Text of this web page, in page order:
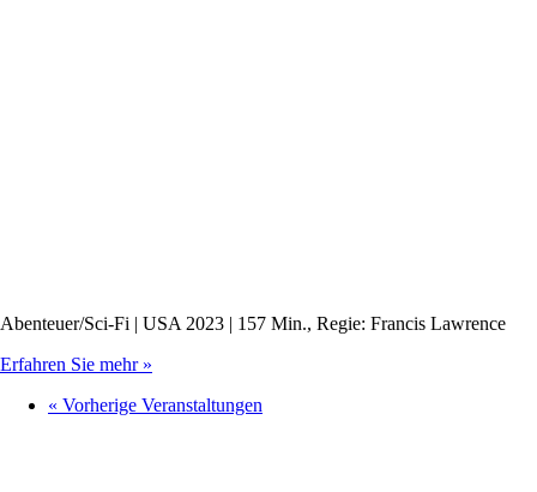
Abenteuer/Sci-Fi | USA 2023 | 157 Min., Regie: Francis Lawrence
Erfahren Sie mehr »
« Vorherige Veranstaltungen